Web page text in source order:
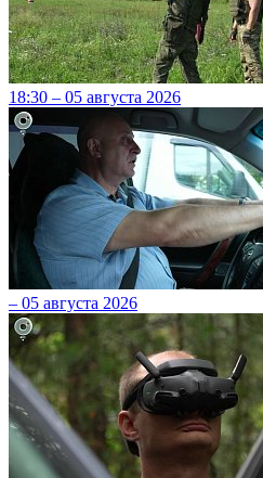
18:30 – 05 августа 2026
– 05 августа 2026